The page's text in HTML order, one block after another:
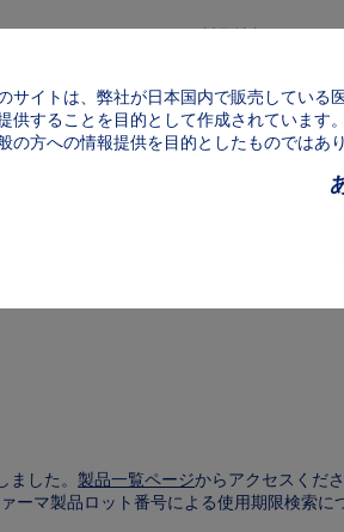
製品情報
オンデマンド
医療関係者
ました。製品一覧ページからアクセスくださ
ーマ製品ロット番号による使用期限検索に
サイトは、弊社が日本国内で販売している
供することを目的として作成されています。
の方への情報提供を目的としたものではあ